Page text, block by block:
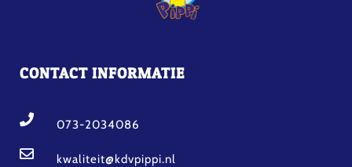
CONTACT INFORMATIE
073-2034086
kwaliteit@kdvpippi.nl